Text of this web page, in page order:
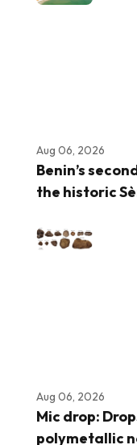
Aug 06, 2026
Benin’s
the historic
Aug 06, 2026
Mic drop:
polymetallic